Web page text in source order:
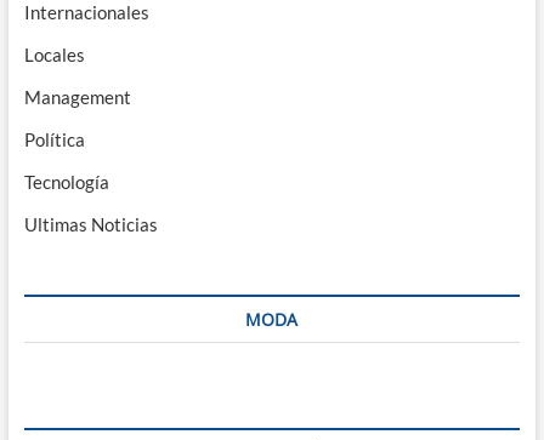
Internacionales
Locales
Management
Política
Tecnología
Ultimas Noticias
MODA